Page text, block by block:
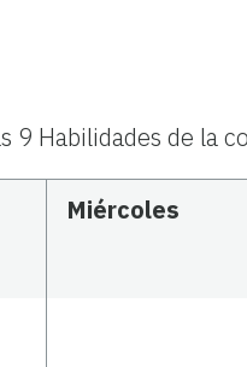
9 Habilidades de la
Miércoles